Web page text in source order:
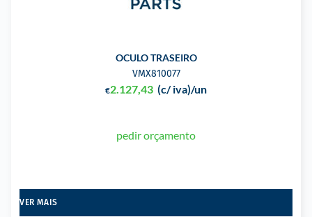
OCULO TRASEIRO
VMX810077
€2.127,43 (c/ iva)/un
pedir orçamento
VER MAIS